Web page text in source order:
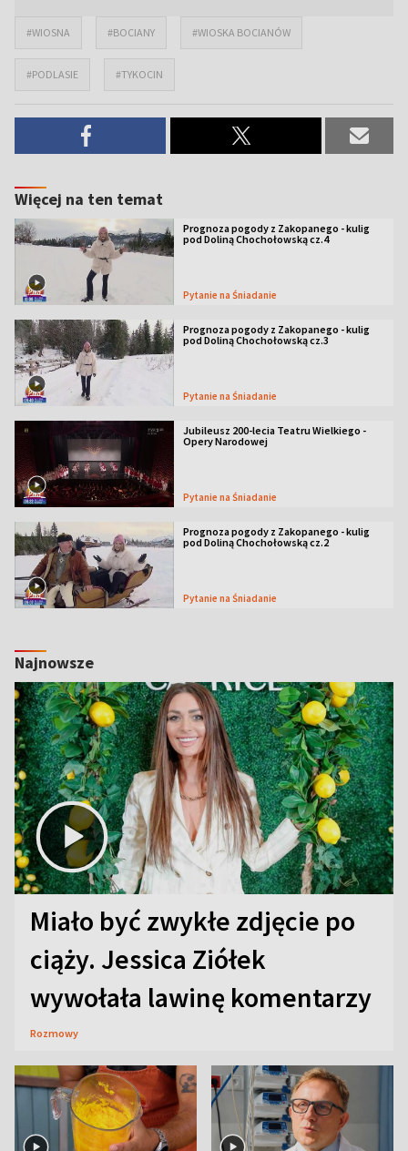
#WIOSNA #BOCIANY #WIOSKA BOCIANÓW
#PODLASIE #TYKOCIN
Więcej na ten temat
Prognoza pogody z Zakopanego - kulig
pod Doliną Chochołowską cz.4
Pytanie na Śniadanie
Prognoza pogody z Zakopanego - kulig
pod Doliną Chochołowską cz.3
Pytanie na Śniadanie
Jubileusz 200-lecia Teatru Wielkiego -
Opery Narodowej
Pytanie na Śniadanie
Prognoza pogody z Zakopanego - kulig
pod Doliną Chochołowską cz.2
Pytanie na Śniadanie
Najnowsze
Miało być zwykłe zdjęcie po
ciąży. Jessica Ziółek
wywołała lawinę komentarzy
Rozmowy